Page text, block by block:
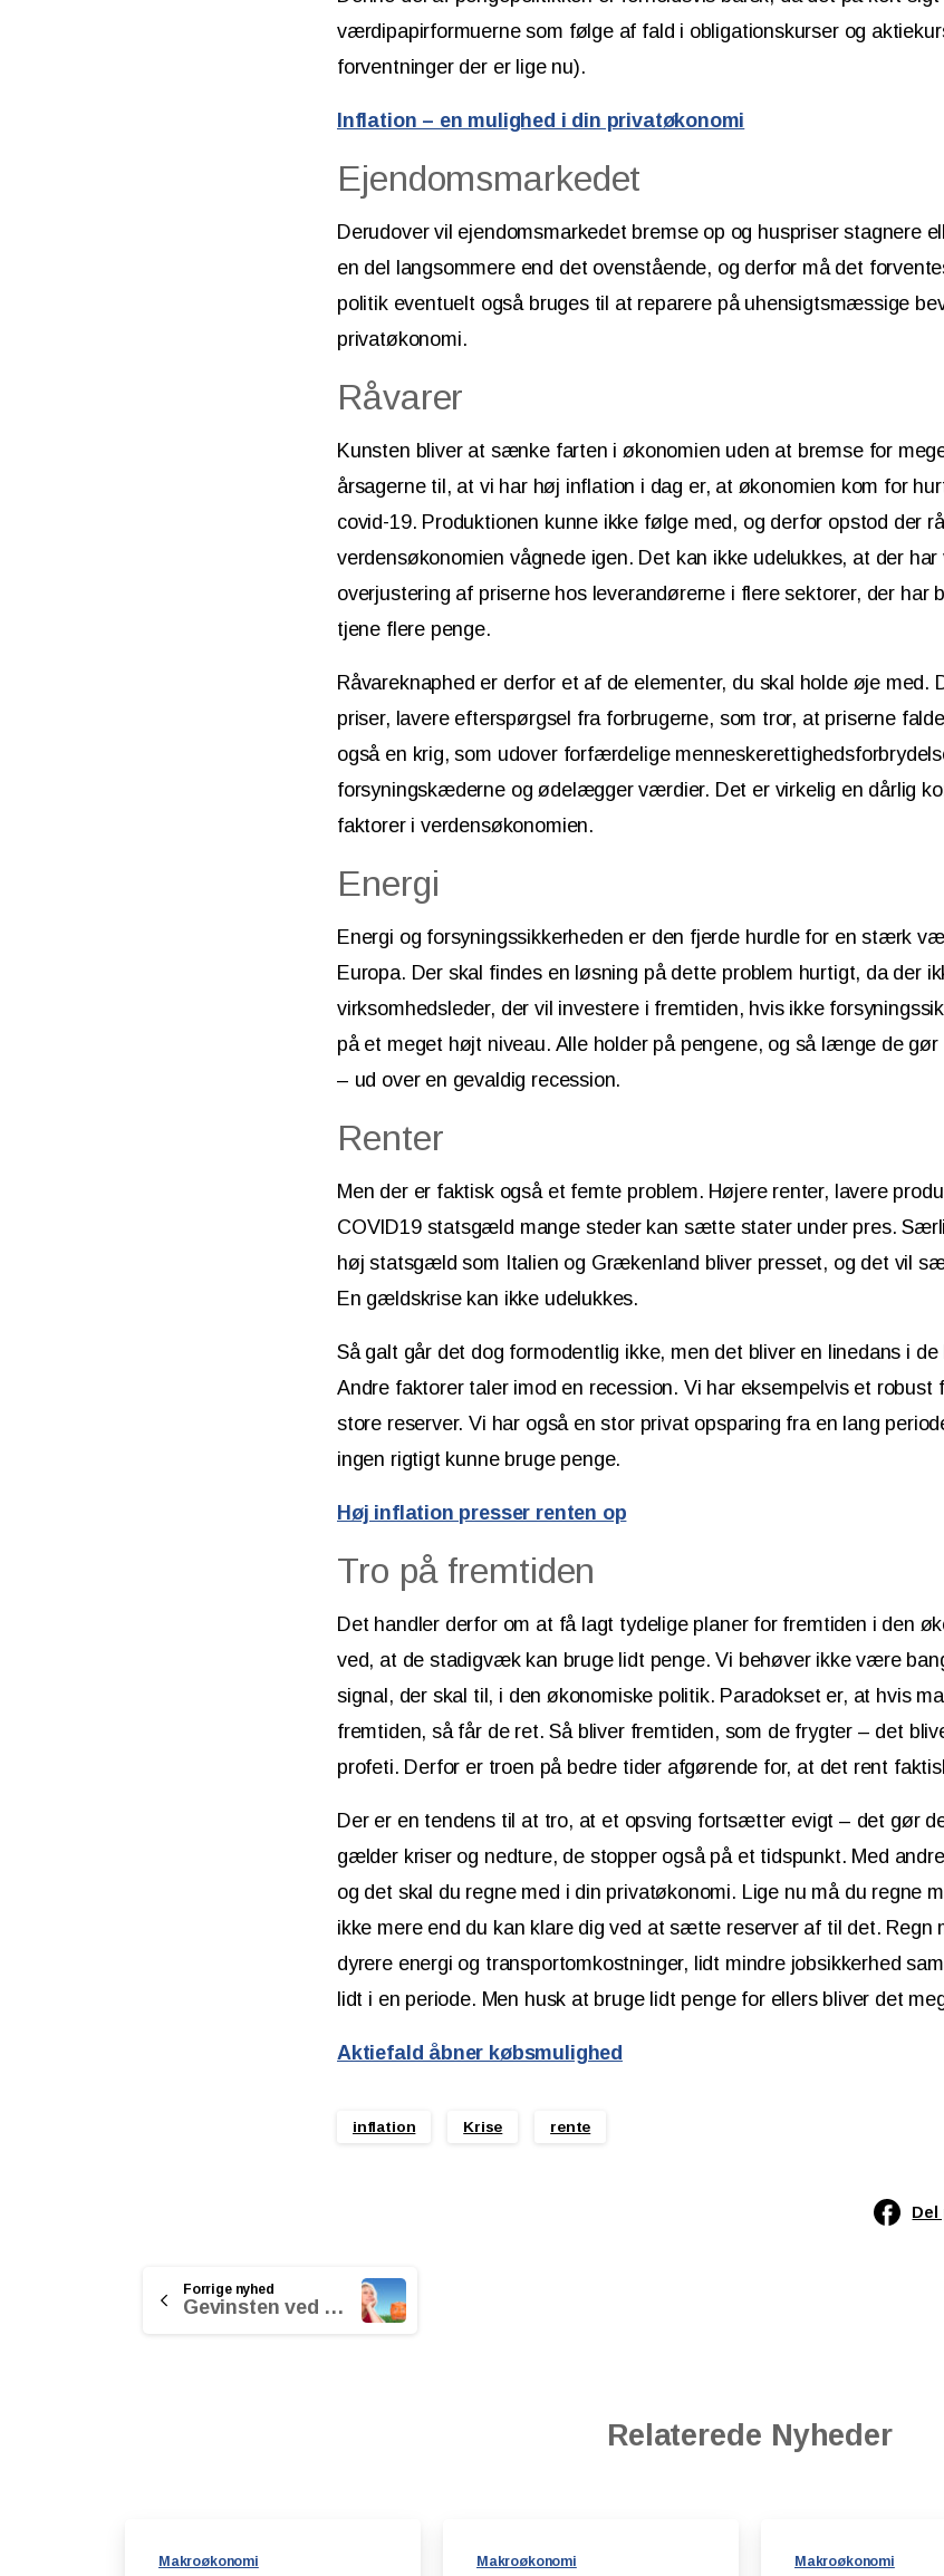
værdipapirformuerne som følge af fald i obligationskurser og
forventninger der er lige nu).
Inflation – en mulighed i din privatøkonomi
Ejendomsmarkedet
Derudover vil ejendomsmarkedet bremse op og huspriser stagnere
en del langsommere end det ovenstående, og derfor må det
politik eventuelt også bruges til at reparere på uhensigtsmæssige
privatøkonomi.
Råvarer
Kunsten bliver at sænke farten i økonomien uden at bremse for
årsagerne til, at vi har høj inflation i dag er, at økonomien kom for
covid-19. Produktionen kunne ikke følge med, og derfor opstod der
verdensøkonomien vågnede igen. Det kan ikke udelukkes, at der
overjustering af priserne hos leverandørerne i flere sektorer, der har
tjene flere penge.
Råvareknaphed er derfor et af de elementer, du skal holde øje med.
priser, lavere efterspørgsel fra forbrugerne, som tror, at priserne
også en krig, som udover forfærdelige
forsyningskæderne og ødelægger værdier. Det er virkelig en dårlig
faktorer i verdensøkonomien.
Energi
Energi og forsyningssikkerheden er den fjerde hurdle for en stærk
Europa. Der skal findes en løsning på dette problem hurtigt, da der
virksomhedsleder, der vil investere i fremtiden, hvis ikke
på et meget højt niveau. Alle holder på pengene, og så længe de
– ud over en gevaldig recession.
Renter
Men der er faktisk også et femte problem. Højere renter, lavere
COVID19 statsgæld mange steder kan sætte stater under pres.
høj statsgæld som Italien og Grækenland bliver presset, og det vil
En gældskrise kan ikke udelukkes.
Så galt går det dog formodentlig ikke, men det bliver en linedans i
Andre faktorer taler imod en recession. Vi har eksempelvis et robust
store reserver. Vi har også en stor privat opsparing fra en lang
ingen rigtigt kunne bruge penge.
Høj inflation presser renten op
Tro på fremtiden
Det handler derfor om at få lagt tydelige planer for fremtiden i den
ved, at de stadigvæk kan bruge lidt penge. Vi behøver ikke være
signal, der skal til, i den økonomiske politik. Paradokset er, at hvis
fremtiden, så får de ret. Så bliver fremtiden, som de frygter – det
profeti. Derfor er troen på bedre tider afgørende for, at det rent
Der er en tendens til at tro, at et opsving fortsætter evigt – det gør
gælder kriser og nedture, de stopper også på et tidspunkt. Med
og det skal du regne med i din privatøkonomi. Lige nu må du regne
ikke mere end du kan klare dig ved at sætte reserver af til det. Regn
dyrere energi og transportomkostninger, lidt mindre jobsikkerhed
lidt i en periode. Men husk at bruge lidt penge for ellers bliver det
Aktiefald åbner købsmulighed
inflation Krise rente
Del
Continue
Reading
Forrige nyhed
Gevinsten ved lodret konvertering
Relaterede Nyheder
Makroøkonomi Makroøkonomi Makroøkonomi